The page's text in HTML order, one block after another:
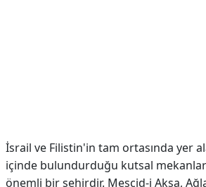
İsrail ve Filistin'in tam ortasında yer
içinde bulundurduğu kutsal
önemli bir şehirdir. Mescid-i Aksa,